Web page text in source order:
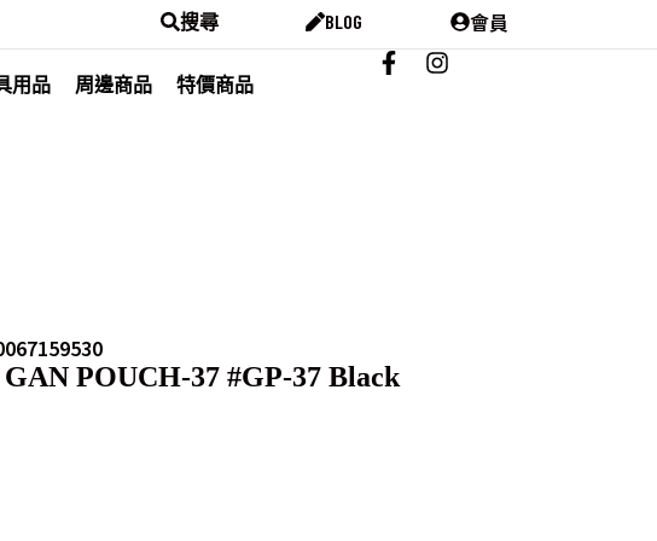
搜尋 BLOG 會員
用品 周邊商品
特價商品
POUCH-37 #GP-37 Black